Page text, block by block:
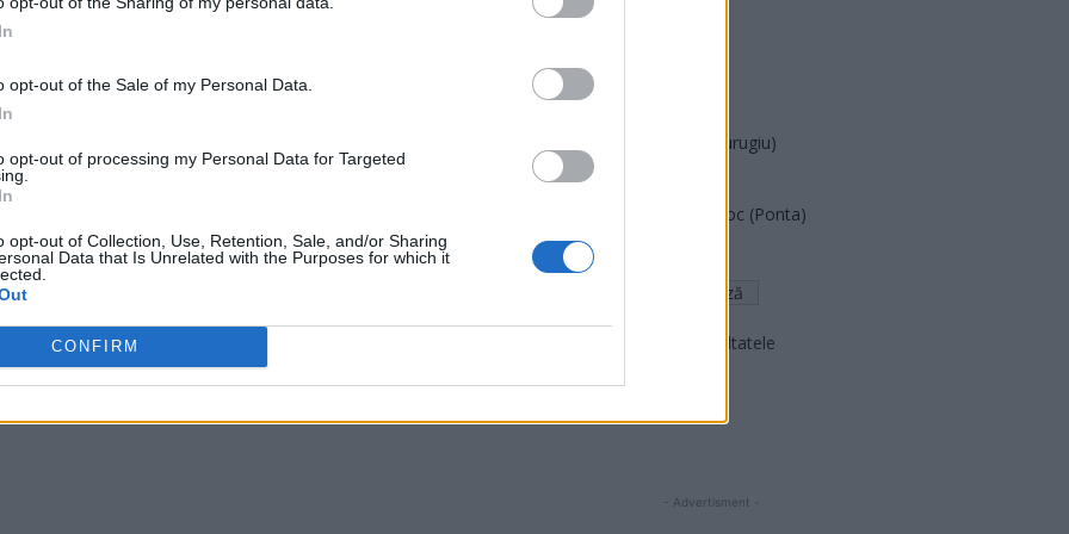
opt-out of the Sale of my Personal Data.
opt-out of processing my Personal Data for Targeted
opt-out of Collection, Use, Retention, Sale, and/or Sharing
Data that Is Unrelated with the Purposes for which it
CONFIRM
Bulgariei,
alături de colegii săi de trupă – Bogdan Stoican,
-
PNȚCD (Pavelescu)
PNCR (Terheș)
Partidul Patrioților (Surugiu)
FAR (Coarnă)
România pe Primul Loc (Ponta)
Altul
Arată rezultatele
- Advertisment -